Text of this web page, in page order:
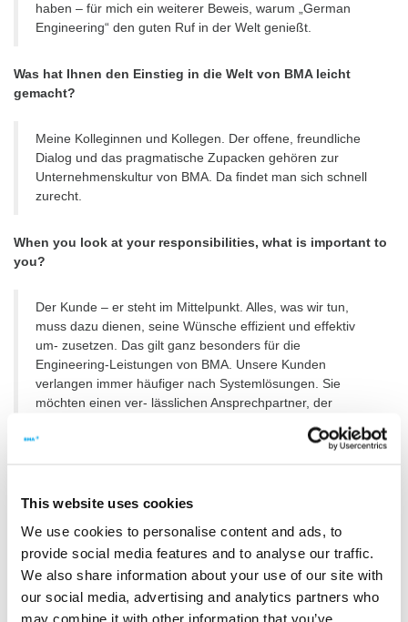
This website uses cookies
We use cookies to personalise content and ads, to
provide social media features and to analyse our traffic.
We also share information about your use of our site with
our social media, advertising and analytics partners who
may combine it with other information that you’ve
haben – für mich ein weiterer Beweis, warum „German
Engineering“ den guten Ruf in der Welt genießt.
Was hat Ihnen den Einstieg in die Welt von BMA leicht
gemacht?
Meine Kolleginnen und Kollegen. Der offene, freundliche
Dialog und das pragmatische Zupacken gehören zur
Unternehmenskultur von BMA. Da findet man sich schnell
zurecht.
When you look at your responsibilities, what is important to
you?
Der Kunde – er steht im Mittelpunkt. Alles, was wir tun,
muss dazu dienen, seine Wünsche effizient und effektiv
um- zusetzen. Das gilt ganz besonders für die
Engineering-Leistungen von BMA. Unsere Kunden
verlangen immer häufiger nach Systemlösungen. Sie
möchten einen ver- lässlichen Ansprechpartner, der
Und genau das ist unser Ziel: Wir wollen die Fähigkeiten
Wie weit sind Sie?
Im BMA-Engineering-Network haben wir einen echten
Schatz: die Kompetenzen und Qualifikationen von mehr als
120 Ingenieurinnen und Ingenieuren rund um den Globus.